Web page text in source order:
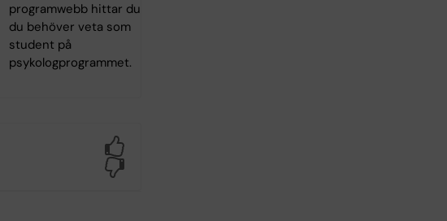
programwebb hittar du allt
du behöver veta som
student på
psykologprogrammet.